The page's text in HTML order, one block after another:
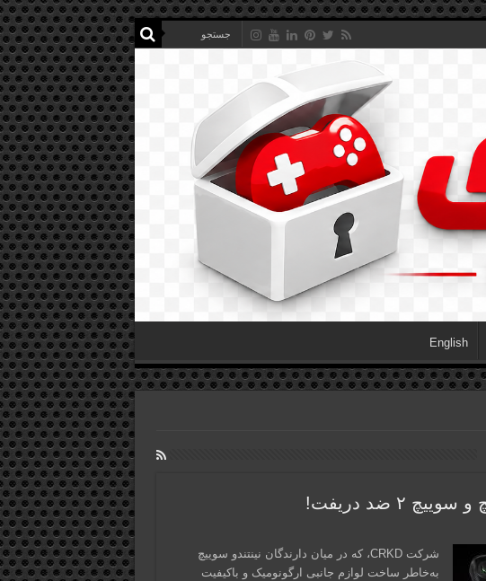
English
شرکت CRKD، که در میان دارندگان نینتندو سوییچ
به‌خاطر ساخت لوازم جانبی ارگونومیک و باکیفیت